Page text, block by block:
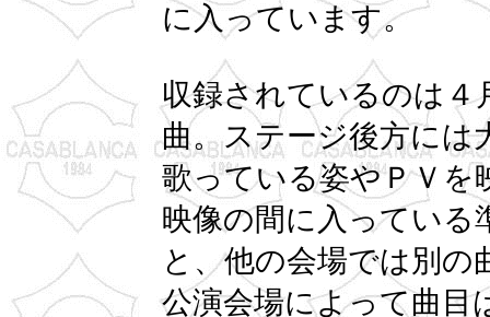
に入っています。
収録されているのは４
曲。ステージ後方には
歌っている姿やＰＶを
映像の間に入っている
と、他の会場では別
公演会場によって曲目